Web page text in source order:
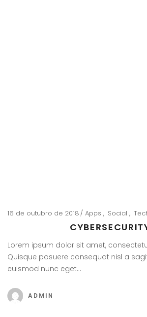
16 de outubro de 2018 Apps Social
Lorem ipsum dolor sit amet,
Quisque posuere consequat nisl a
euismod nunc eget…
ADMIN